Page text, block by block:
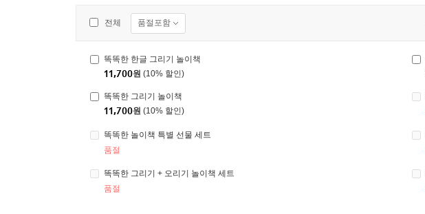
전체 품절포함
똑똑한 한글 그리기 놀이책
11,700원 (10% 할인)
똑똑한 그리기 놀이책
11,700원 (10% 할인)
똑똑한 놀이책 특별 선물 세트
품절
똑똑한 그리기 + 오리기 놀이책 세트
품절